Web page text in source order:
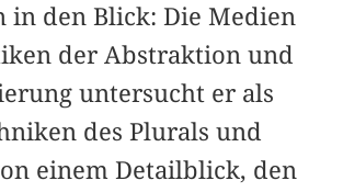
in den Blick: Die Medien
der Abstraktion und
untersucht er als
des Plurals und
einem Detailblick, den